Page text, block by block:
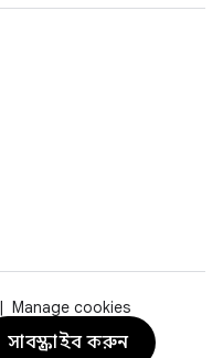
Manage cookies
সাবস্ক্রাইব করুন